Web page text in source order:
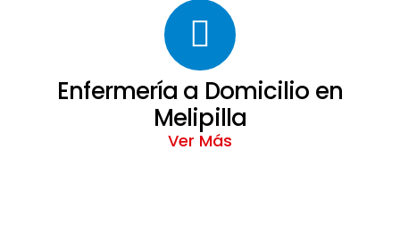
Enfermería a Domicilio en
Melipilla
Ver Más